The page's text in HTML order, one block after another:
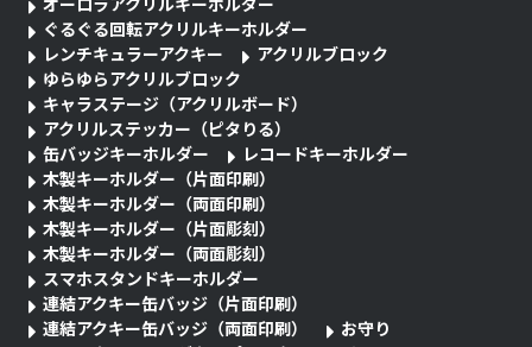
ぐるぐる回転アクリルキーホルダー
レンチキュラーアクキー
アクリルブロック
ゆらゆらアクリルブロック
キャラステージ（アクリルボード）
アクリルステッカー（ピタりる）
缶バッジキーホルダー
レコードキーホルダー
木製キーホルダー（片面印刷）
木製キーホルダー（両面印刷）
木製キーホルダー（片面彫刻）
木製キーホルダー（両面彫刻）
スマホスタンドキーホルダー
連結アクキー缶バッジ（片面印刷）
連結アクキー缶バッジ（両面印刷）
お守り